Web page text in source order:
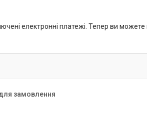
електронні платежі. Тепер ви
замовлення